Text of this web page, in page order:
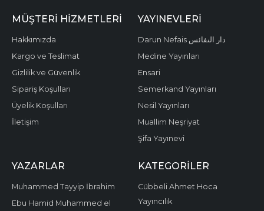
MÜŞTERI HIZMETLERI
Hakkımızda
Kargo ve Teslimat
Gizlilik ve Güvenlik
Sipariş Koşulları
Üyelik Koşulları
İletişim
YAYINEVLERI
Darun Nefais دار النفائس
Medine Yayınları
Ensari
Semerkand Yayınları
Nesil Yayınları
Muallim Neşriyat
Şifa Yayınevi
YAZARLAR
Muhammed Tayyip İbrahim
Ebu Hamid Muhammed el
KATEGORILER
Cübbeli Ahmet Hoca
Yayıncılık